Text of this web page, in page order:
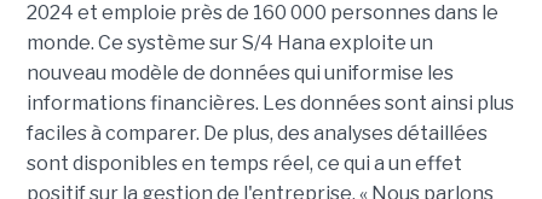
2024 et emploie près de 160 000 personnes dans le
monde. Ce système sur S/4 Hana exploite un
nouveau modèle de données qui uniformise les
informations financières. Les données sont ainsi plus
faciles à comparer. De plus, des analyses détaillées
sont disponibles en temps réel, ce qui a un effet
positif sur la gestion de l'entreprise. « Nous parlons